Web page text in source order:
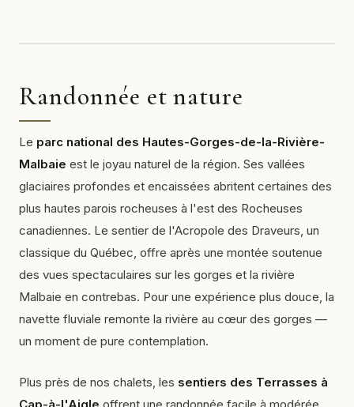
Randonnée et nature
Le parc national des Hautes-Gorges-de-la-Rivière-
Malbaie est le joyau naturel de la région. Ses vallées
glaciaires profondes et encaissées abritent certaines des
plus hautes parois rocheuses à l'est des Rocheuses
canadiennes. Le sentier de l'Acropole des Draveurs, un
classique du Québec, offre après une montée soutenue
des vues spectaculaires sur les gorges et la rivière
Malbaie en contrebas. Pour une expérience plus douce, la
navette fluviale remonte la rivière au cœur des gorges —
un moment de pure contemplation.
Plus près de nos chalets, les sentiers des Terrasses à